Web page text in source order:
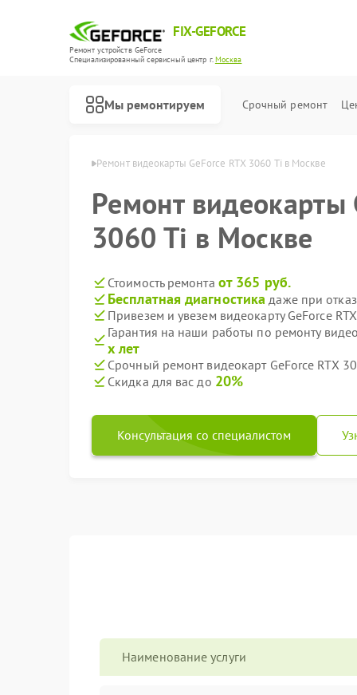
FIX-GEFORCE
Ремонт устройств GeForce
Специализированный cервисный центр г.Москва
Мы ремонтируем Срочный ремонт
GeForce в Москве Ремонт видеокарты GeForce RTX 3060 Ti в Москве
Ремонт видеокарты
3060 Ti в Москве
Стоимость ремонта от 365 руб.
Бесплатная диагностика даже при
Привезем и увезем видеокарту GeForce
Гарантия на наши работы по ремонту
х лет
Срочный ремонт видеокарт GeForce RTX
Скидка для вас до 20%
Консультация со специалистом
Наименование услуги